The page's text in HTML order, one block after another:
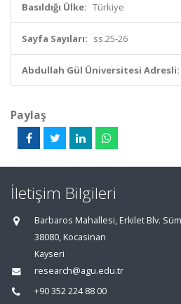
Basıldığı Ülke: Türkiye
Sayfa Sayıları: ss.25-26
Abdullah Gül Üniversitesi Adresli:
Paylaş
İletişim Bilgileri
Barbaros Mahallesi, Erkilet Blv.
38080, Kocasinan
Kayseri
research@agu.edu.tr
+90 352 224 88 00